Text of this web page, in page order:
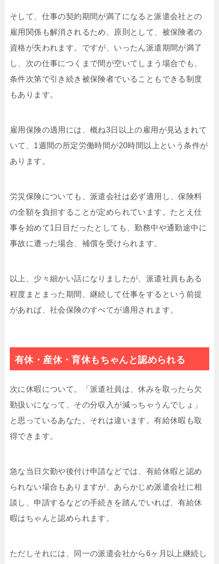
そして、仕事の契約期間が満了になると派遣会社との
雇用関係も解消されるため、原則として、被保険者の
資格が失われます。ですが、いったん派遣期間が満了
し、次の仕事につくまで間が空いてしまう場合でも、
条件次第で引き続き被保険者でいることもできる制度
もあります。
雇用保険の適用には、概ね3日以上の雇用が見込まれて
いて、1週間の所定労働時間が20時間以上という条件が
あります。
労災保険についても、派遣会社は必ず適用し、保険料
の全額を負担することが定められています。たとえ仕
事を始めて1日目だったとしても、勤務中や通勤途中に
事故に遭った場合、補償を受けられます。
以上、少々細かい話になりましたが、派遣社員もある
程度まとまった期間、継続して仕事をするという前提
があれば、社会保険のすべてが適用されます。
有休・産休・育休もちゃんと認められる
次に休暇について。「派遣社員は、休みを取ったら欠
勤扱いになって、その分収入が減っちゃうんでしょ」
と思っているあなた。それは違います。有給休暇も取
得できます。
急な当日欠勤や後付け申請などでは、有給休暇と認め
られない場合もありますが、あらかじめ派遣会社に相
談し、申請するなどの手続きを踏んでいれば、有給休
暇はちゃんと認められます。
ただしそれには、同一の派遣会社から6ヶ月以上継続し